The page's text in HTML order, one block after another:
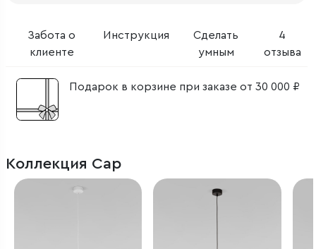
Забота о
клиенте
Инструкция
Сделать
умным
4
отзыва
Подарок в корзине при заказе от 30 000 ₽
Коллекция Cap